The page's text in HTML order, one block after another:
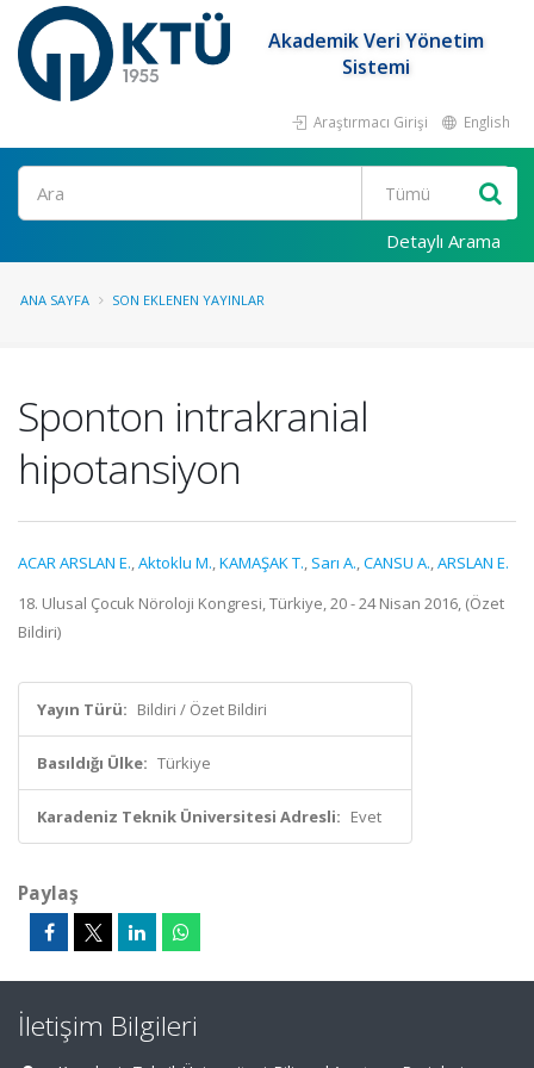
Akademik Veri Yönetim
Sistemi
Araştırmacı Girişi English
Ara
Detaylı Arama
ANA SAYFA SON EKLENEN YAYINLAR
Sponton intrakranial
hipotansiyon
ACAR ARSLAN E.,Aktoklu M.,KAMAŞAK T., Sarı A.,CANSU A.,ARSLAN E.
18. Ulusal Çocuk Nöroloji Kongresi, Türkiye, 20 - 24 Nisan 2016, (Özet
Bildiri)
Yayın Türü: Bildiri / Özet Bildiri
Basıldığı Ülke: Türkiye
Karadeniz Teknik Üniversitesi Adresli: Evet
Paylaş
İletişim Bilgileri